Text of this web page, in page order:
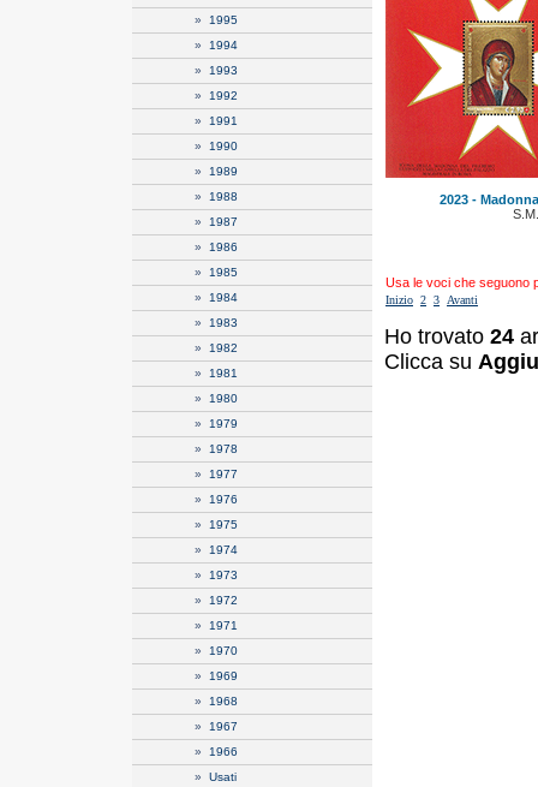
» 1995
» 1994
» 1993
» 1992
» 1991
» 1990
» 1989
» 1988
» 1987
» 1986
» 1985
» 1984
» 1983
» 1982
» 1981
» 1980
» 1979
» 1978
» 1977
» 1976
» 1975
» 1974
» 1973
» 1972
» 1971
» 1970
» 1969
» 1968
» 1967
» 1966
» Usati
2023 -
Usa le voci che seguono
Inizio 2 3 Avanti
Ho trovato 24
Clicca su